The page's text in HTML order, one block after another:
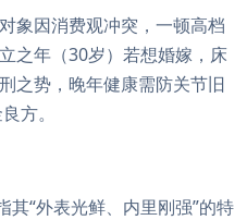
对象因消费观冲突，一顿高档
之年（30岁）若想婚嫁，床
之势，晚年健康需防关节旧
方。
其“外表光鲜、内里刚强”的特